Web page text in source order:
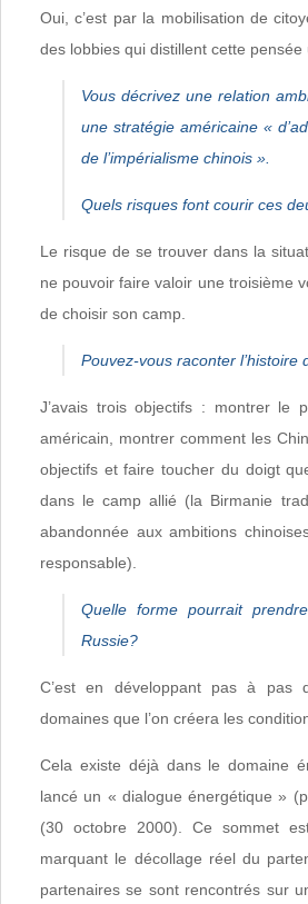
Oui, c’est par la mobilisation de
des lobbies qui distillent cette
Vous décrivez une relation
une stratégie américaine «
de l’impérialisme chinois ».
Quels risques font courir ces
Le risque de se trouver dans la
ne pouvoir faire valoir une troisième
de choisir son camp.
Pouvez-vous raconter
J’avais trois objectifs : montrer le
américain, montrer comment les
objectifs et faire toucher du doigt
dans le camp allié (la Birmanie
abandonnée aux ambitions
responsable).
Quelle forme pourrait
Russie?
C’est en développant pas à pas
domaines que l’on créera les
Cela existe déjà dans le domaine
lancé un « dialogue énergétique »
(30 octobre 2000). Ce sommet
marquant le décollage réel du
partenaires se sont rencontrés sur